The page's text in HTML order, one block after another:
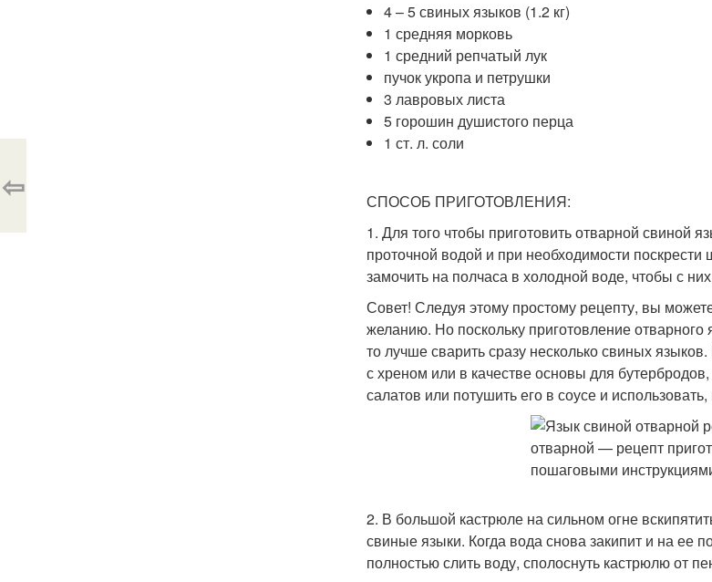
4 – 5 свиных языков (1.2 кг)
1 средняя морковь
1 средний репчатый лук
пучок укропа и петрушки
3 лавровых листа
5 горошин душистого перца
1 ст. л. соли
СПОСОБ ПРИГОТОВЛЕНИЯ:
1. Для того чтобы приготовить отварной свиной
проточной водой и при необходимости
замочить на полчаса в холодной воде, чтобы с
Совет! Следуя этому простому рецепту, вы
желанию. Но поскольку приготовление
то лучше сварить сразу несколько свиных
с хреном или в качестве основы для
салатов или потушить его в соусе и использовать,
2. В большой кастрюле на сильном огне
свиные языки. Когда вода снова закипит и на ее
полностью слить воду, сполоснуть кастрюлю от
⇦